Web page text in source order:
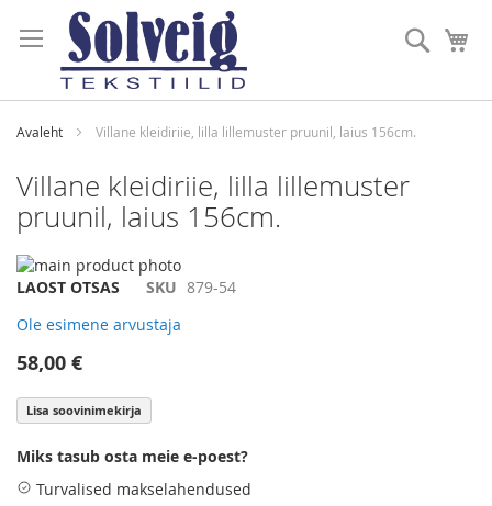
to
Content
Otsi
Avaleht Villane kleidiriie, lilla lillemuster pruunil, laius 156cm.
Villane kleidiriie, lilla lillemuster
pruunil, laius 156cm.
Skip
to
end
of
the
images
gallery
Skip
the
beginning
of
the
images
LAOST OTSAS SKU 879-54
Ole esimene arvustaja
58,00 €
Lisa soovinimekirja
Miks tasub osta meie e-poest?
Turvalised makselahendused